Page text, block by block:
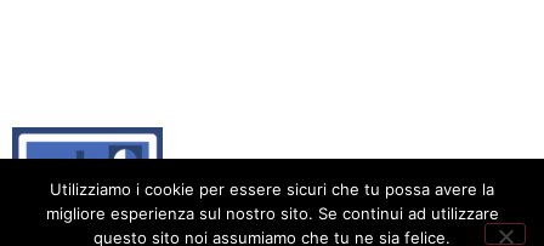
Utilizziamo i cookie per essere sicuri che tu possa avere la
migliore esperienza sul nostro sito. Se continui ad utilizzare
questo sito noi assumiamo che tu ne sia felice.